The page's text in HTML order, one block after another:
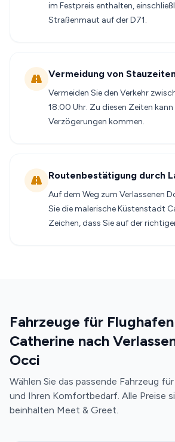
im Festpreis enthalten,
Straßenmaut auf der D71.
Vermeidung von
Vermeiden Sie den Verkehr
18:00 Uhr. Zu diesen Zeiten kann
Verzögerungen kommen.
Routenbestätigung durch
Auf dem Weg zum Verlassenen
Sie die malerische Küstenstadt
Zeichen, dass Sie auf der
Fahrzeuge für
Catherine nach
Occi
Wählen Sie das passende Fahrzeug
und Ihren Komfortbedarf. Alle Preise
beinhalten Meet & Greet.